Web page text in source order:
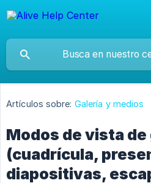
Artículos sobre: Galería y medios
Modos de vista de
(cuadrícula,
diapositivas,